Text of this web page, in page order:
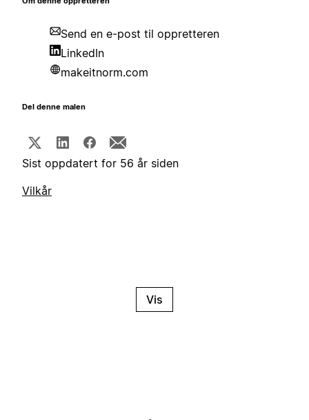
Send en e-post til oppretteren
LinkedIn
makeitnorm.com
Del denne malen
Sist oppdatert for 56 år siden
Vilkår
Vis